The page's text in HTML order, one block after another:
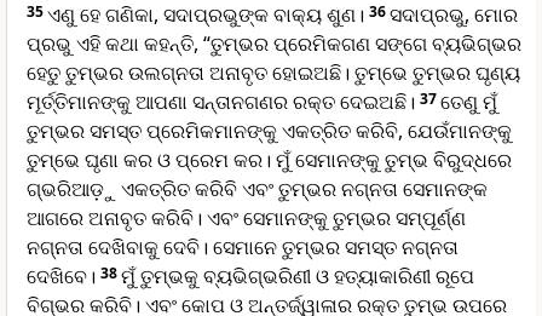
35ଏଣୁ ହେ ଗଣିକା, ସଦାପ୍ରଭୁଙ୍କ ବାକ୍ୟ ଶୁଣ। 36ସଦାପ୍ରଭୁ, ମୋର
ପ୍ରଭୁ ଏହି କଥା କହନ୍ତି, “ତୁମ୍ଭର ପ୍ରେମିକଗଣ ସଙ୍ଗେ ବ୍ୟଭିଗ୍ଭର
ହେତୁ ତୁମ୍ଭର ଉଲଗ୍ନତା ଅନାବୃତ ହୋଇଅଛି। ତୁମ୍ଭେ ତୁମ୍ଭର ଘୃଣ୍ୟ
ମୂର୍ତ୍ତିମାନଙ୍କୁ ଆପଣା ସନ୍ତାନଗଣର ରକ୍ତ ଦେଇଅଛି। 37ତେଣୁ ମୁଁ
ତୁମ୍ଭର ସମସ୍ତ ପ୍ରେମିକମାନଙ୍କୁ ଏକତ୍ରିତ କରିବି, ଯେଉଁମାନଙ୍କୁ
ତୁମ୍ଭେ ଘୃଣା କର ଓ ପ୍ରେମ କର। ମୁଁ ସେମାନଙ୍କୁ ତୁମ୍ଭ ବିରୁଦ୍ଧରେ
ଗ୍ଭରିଆଡ଼ୁ ଏକତ୍ରିତ କରିବି ଏବଂ ତୁମ୍ଭର ନଗ୍ନତା ସେମାନଙ୍କ
ଆଗରେ ଅନାବୃତ କରିବି। ଏବଂ ସେମାନଙ୍କୁ ତୁମ୍ଭର ସମ୍ପୂର୍ଣ୍ଣ
ନଗ୍ନତା ଦେଖିବାକୁ ଦେବି। ସେମାନେ ତୁମ୍ଭର ସମସ୍ତ ନଗ୍ନତା
ଦେଖିବେ। 38ମୁଁ ତୁମ୍ଭକୁ ବ୍ୟଭିଗ୍ଭରିଣୀ ଓ ହତ୍ୟାକାରିଣୀ ରୂପେ
ବିଗ୍ଭର କରିବି। ଏବଂ କୋପ ଓ ଅନ୍ତର୍ଜ୍ୱାଳାର ରକ୍ତ ତୁମ୍ଭ ଉପରେ